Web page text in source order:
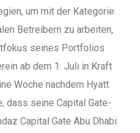
um mit der Kategorie
Betreibern zu arbeiten,
seines Portfolios
ab dem 1. Juli in Kraft
Woche nachdem Hyatt
dass seine Capital Gate-
Capital Gate Abu Dhabi